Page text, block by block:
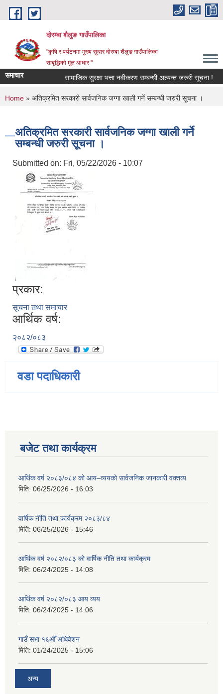
Skip to main content
दोरम्बा शैलुङ गाउँपालिका
"कृषि र पर्यटनमा मुख्य सुधार दोरम्बा शैलुङ गाउँपालिका
सम्बृद्धिको मूल आधार "
समाचार सामाजिक सुरक्षा भत्ता नवीकरण सम्बन्धी अत्यन्त जरुरी सूचना !
You are here
Home » अतिक्रमित सरकारी सार्वजनिक जग्गा खाली गर्ने सम्बन्धी जरुरी सूचना ।
अतिक्रमित सरकारी सार्वजनिक जग्गा खाली गर्ने
सम्बन्धी जरुरी सूचना ।
Submitted on: Fri, 05/22/2026 - 10:07
प्रकार:
सूचना तथा समाचार
आर्थिक वर्ष:
२०८२/०८३
वडा पदाधिकारी
बजेट तथा कार्यक्रम
आर्थिक वर्ष २०८३/०८४ को आय–व्ययको सार्वजनिक जानकारी वक्तव्य
मिति: 06/25/2026 - 16:03
वार्षिक नीति तथा कार्यक्रम २०८३/८४
मिति: 06/25/2026 - 15:46
आर्थिक वर्ष २०८२/०८३ को वार्षिक नीति तथा कार्यक्रम
मिति: 06/24/2025 - 14:08
आर्थिक वर्ष २०८२/०८३ आय व्यय
मिति: 06/24/2025 - 14:06
गाउँ सभा १६औँ अधिवेशन
मिति: 01/24/2025 - 15:06
अन्य